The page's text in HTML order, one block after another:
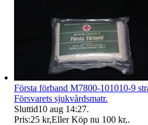
Första förband M7800-101010-9
Försvarets sjukvårdsmatr.
Sluttid10 aug 14:27.
Pris:25 kr,Eller Köp nu 100 kr,.